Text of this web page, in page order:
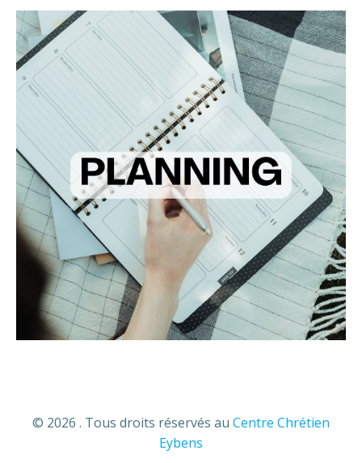
© 2026 . Tous droits réservés au Centre Chrétien
Eybens